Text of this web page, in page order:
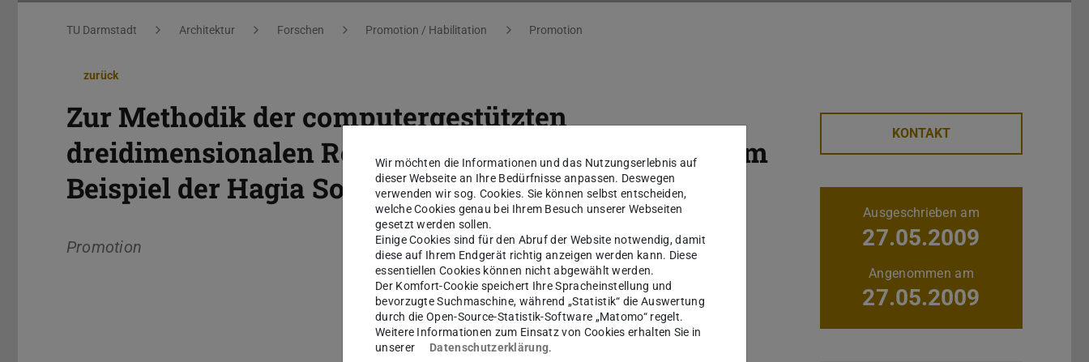
Sie befinden sich hier:
TU Darmstadt Architektur Forschen Promotion / Habilitation Promotion
zurück
Zur Methodik der computergestützten
dreidimensionalen Rekonstruktion von Gebäuden am
Beispiel der Hagia Sophia Istanbul
Promotion
KONTAKT
Ausgeschrieben am
27.05.2009
Angenommen am
27.05.2009
Wir möchten die Informationen und das Nutzungserlebnis auf
dieser Webseite an Ihre Bedürfnisse anpassen. Deswegen
verwenden wir sog. Cookies. Sie können selbst entscheiden,
welche Cookies genau bei Ihrem Besuch unserer Webseiten
gesetzt werden sollen.
Einige Cookies sind für den Abruf der Website notwendig, damit
diese auf Ihrem Endgerät richtig anzeigen werden kann. Diese
essentiellen Cookies können nicht abgewählt werden.
Der Komfort-Cookie speichert Ihre Spracheinstellung und
bevorzugte Suchmaschine, während „Statistik“ die Auswertung
durch die Open-Source-Statistik-Software „Matomo“ regelt.
Weitere Informationen zum Einsatz von Cookies erhalten Sie in
unserer
Datenschutzerklärung.